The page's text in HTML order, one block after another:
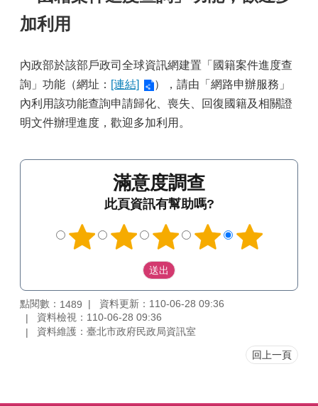
加利用
內政部於該部戶政司全球資訊網建置「國籍案件進度查
詢」功能（網址： [連結]
），請由「網路申辦服務」
內利用該功能查詢申請歸化、喪失、回復國籍及相關證
明文件辦理進度，歡迎多加利用。
滿意度調查
此頁資訊有幫助嗎?
點閱數： 1489
資料更新：110-06-28 09:36
資料檢視：110-06-28 09:36
資料維護：臺北市政府民政局資訊室
回上一頁